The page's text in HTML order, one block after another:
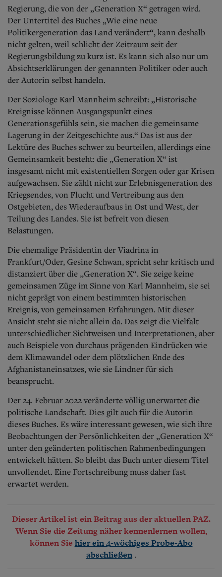
Regierung, die von der „Generation X“ getragen wird.
Der Untertitel des Buches „Wie eine neue
Politikergeneration das Land verändert“, kann deshalb
nicht gelten, weil schlicht der Zeitraum seit der
Regierungsbildung zu kurz ist. Es kann sich also nur um
Absichtserklärungen der genannten Politiker oder auch
der Autorin selbst handeln.
Der Soziologe Karl Mannheim schreibt: „Historische
Ereignisse können Ausgangspunkt eines
Generationsgefühls sein, sie machen die gemeinsame
Lagerung in der Zeitgeschichte aus.“ Das ist aus der
Lektüre des Buches schwer zu beurteilen, allerdings eine
Gemeinsamkeit besteht: die „Generation X“ ist
insgesamt nicht mit existentiellen Sorgen oder gar Krisen
aufgewachsen. Sie zählt nicht zur Erlebnisgeneration des
Kriegsendes, von Flucht und Vertreibung aus den
Ostgebieten, des Wiederaufbaus in Ost und West, der
Teilung des Landes. Sie ist befreit von diesen
Belastungen.
Die ehemalige Präsidentin der Viadrina in
Frankfurt/Oder, Gesine Schwan, spricht sehr kritisch und
distanziert über die „Generation X“. Sie zeige keine
gemeinsamen Züge im Sinne von Karl Mannheim, sie sei
nicht geprägt von einem bestimmten historischen
Ereignis, von gemeinsamen Erfahrungen. Mit dieser
Ansicht steht sie nicht allein da. Das zeigt die Vielfalt
unterschiedlicher Sichtweisen und Interpretationen, aber
auch Beispiele von durchaus prägenden Eindrücken wie
dem Klimawandel oder dem plötzlichen Ende des
Afghanistaneinsatzes, wie sie Lindner für sich
beansprucht.
Der 24. Februar 2022 veränderte völlig unerwartet die
politische Landschaft. Dies gilt auch für die Autorin
dieses Buches. Es wäre interessant gewesen, wie sich ihre
Beobachtungen der Persönlichkeiten der „Generation X“
unter den geänderten politischen Rahmenbedingungen
entwickelt hätten. So bleibt das Buch unter diesem Titel
unvollendet. Eine Fortschreibung muss daher fast
erwartet werden.
Dieser Artikel ist ein Beitrag aus der aktuellen PAZ.
Wenn Sie die Zeitung näher kennenlernen wollen,
können Sie hier ein 4-wöchiges Probe-Abo
abschließen .